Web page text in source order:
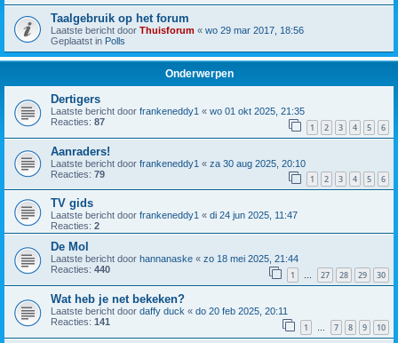
Taalgebruik op het forum
Laatste bericht door Thuisforum « wo 29 mar 2017, 18:56
Geplaatst in Polls
Onderwerpen
Dertigers
Laatste bericht door frankeneddy1 « wo 01 okt 2025, 21:35
Reacties: 87 1 2 3 4 5 6
Aanraders!
Laatste bericht door frankeneddy1 « za 30 aug 2025, 20:10
Reacties: 79 1 2 3 4 5 6
TV gids
Laatste bericht door frankeneddy1 « di 24 jun 2025, 11:47
Reacties: 2
De Mol
Laatste bericht door hannanaske « zo 18 mei 2025, 21:44
Reacties: 440 1 … 27 28 29 30
Wat heb je net bekeken?
Laatste bericht door daffy duck « do 20 feb 2025, 20:11
Reacties: 141 1 … 7 8 9 10